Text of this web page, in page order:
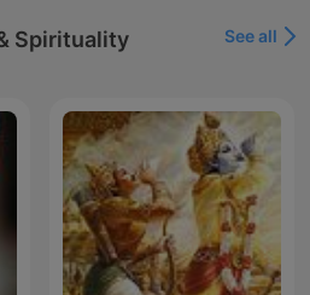
Spirituality
See all